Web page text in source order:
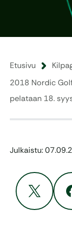
Etusivu
2018 Nordic
pelataan 18.
Julkaistu: